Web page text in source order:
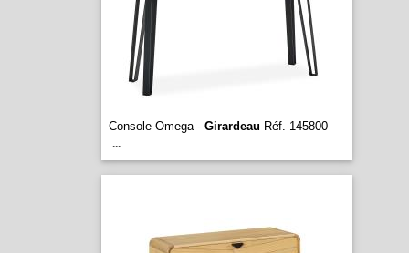
Console Omega - Girardeau Réf. 145800
...